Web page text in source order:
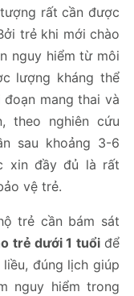
rất cần được
trẻ khi mới chào
nguy hiểm từ môi
lượng kháng thể
mang thai và
theo nghiên cứu
sau khoảng 3-6
xin đầy đủ là rất
vệ trẻ.
trẻ cần bám sát
trẻ dưới 1 tuổiđể
đúng lịch giúp
nguy hiểm trong